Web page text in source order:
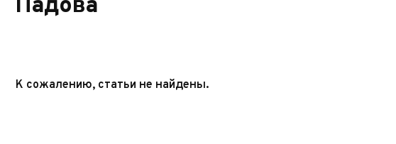
Падова
К сожалению, статьи не найдены.